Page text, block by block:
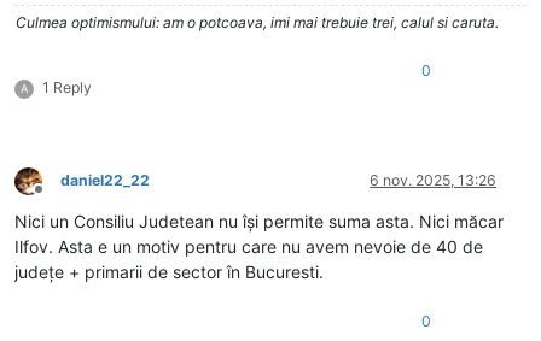
Culmea optimismului: am o potcoava, imi mai trebuie trei, calul si caruta.
A 1 Reply
0
Deconectat
daniel22_22 6 nov. 2025, 13:26
Nici un Consiliu Judetean nu își permite suma asta. Nici măcar
Ilfov. Asta e un motiv pentru care nu avem nevoie de 40 de
județe + primarii de sector în Bucuresti.
0